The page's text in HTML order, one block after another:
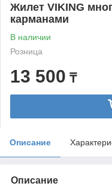
Жилет VIKING
карманами
В наличии
Розница
13 500 ₸
Описание
Описание